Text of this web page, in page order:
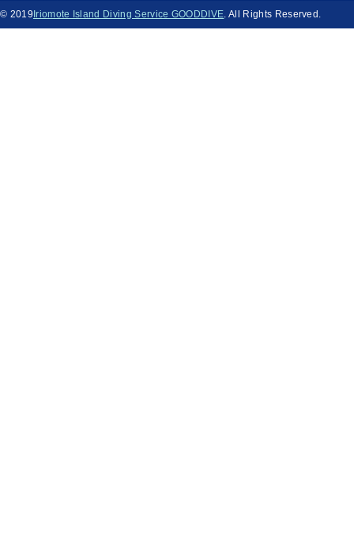
© 2019Iriomote Island Diving Service GOODDIVE . All Rights Reserved.